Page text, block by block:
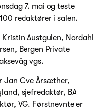
7. mai og teste
redaktører i salen.
Austgulen, Nordahl
Bergen Private
vgs.
Jan Ove Årsæther,
sjefredaktør, BA
VG. Førstnevnte er